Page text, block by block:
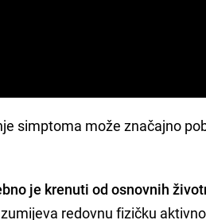
simptoma može značajno
je krenuti od osnovnih
redovnu fizičku